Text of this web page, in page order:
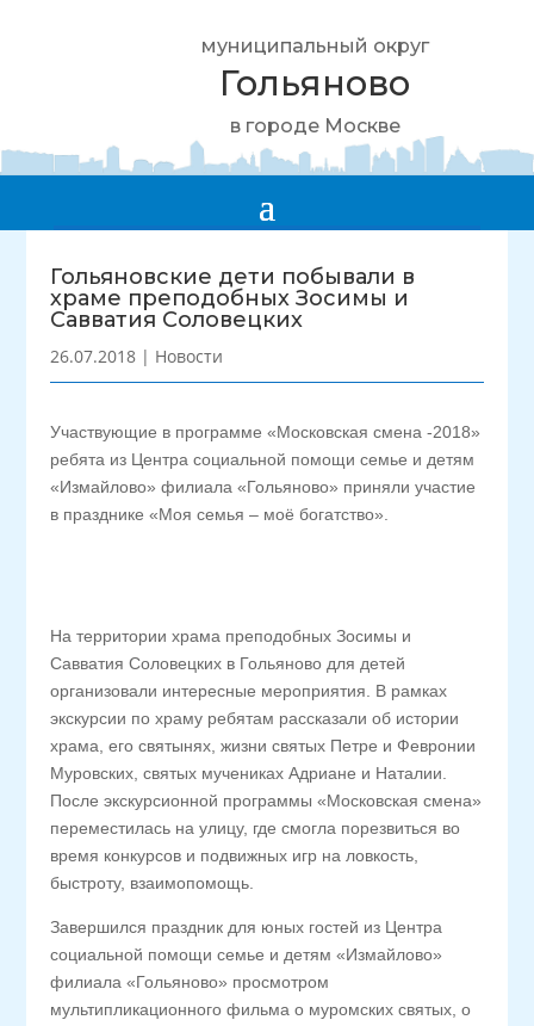
муниципальный округ
Гольяново
в городе Москве
Гольяновские дети побывали в
храме преподобных Зосимы и
Савватия Соловецких
26.07.2018 | Новости
Участвующие в программе «Московская смена -2018»
ребята из Центра социальной помощи семье и детям
«Измайлово» филиала «Гольяново» приняли участие
в празднике «Моя семья – моё богатство».
На территории храма преподобных Зосимы и
Савватия Соловецких в Гольяново для детей
организовали интересные мероприятия. В рамках
экскурсии по храму ребятам рассказали об истории
храма, его святынях, жизни святых Петре и Февронии
Муровских, святых мучениках Адриане и Наталии.
После экскурсионной программы «Московская смена»
переместилась на улицу, где смогла порезвиться во
время конкурсов и подвижных игр на ловкость,
быстроту, взаимопомощь.
Завершился праздник для юных гостей из Центра
социальной помощи семье и детям «Измайлово»
филиала «Гольяново» просмотром
мультипликационного фильма о муромских святых, о